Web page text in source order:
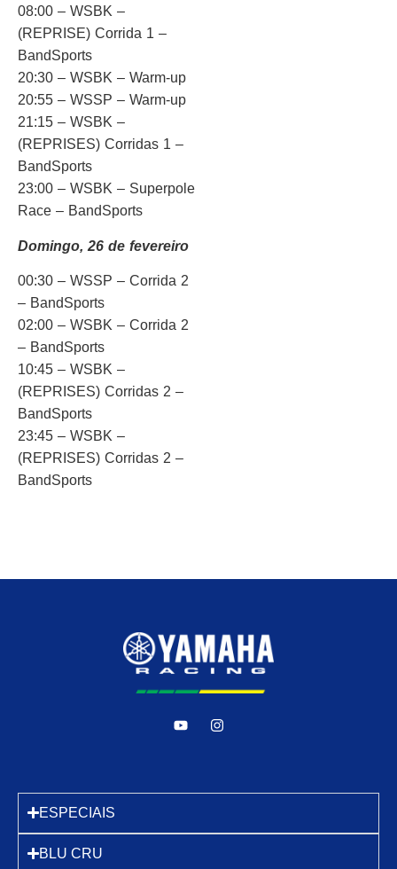
08:00 – WSBK –
(REPRISE) Corrida 1 –
BandSports
20:30 – WSBK – Warm-up
20:55 – WSSP – Warm-up
21:15 – WSBK –
(REPRISES) Corridas 1 –
BandSports
23:00 – WSBK – Superpole
Race – BandSports
Domingo, 26 de fevereiro
00:30 – WSSP – Corrida 2
– BandSports
02:00 – WSBK – Corrida 2
– BandSports
10:45 – WSBK –
(REPRISES) Corridas 2 –
BandSports
23:45 – WSBK –
(REPRISES) Corridas 2 –
BandSports
ESPECIAIS
BLU CRU